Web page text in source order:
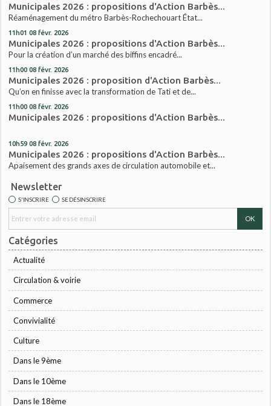
Municipales 2026 : propositions d'Action Barbès...
Réaménagement du métro Barbès-Rochechouart État...
11h01 08 févr. 2026
Municipales 2026 : propositions d'Action Barbès...
Pour la création d’un marché des biffins encadré...
11h00 08 févr. 2026
Municipales 2026 : proposition d'Action Barbès...
Qu’on en finisse avec la transformation de Tati et de...
11h00 08 févr. 2026
Municipales 2026 : propositions d'Action Barbès...
10h59 08 févr. 2026
Municipales 2026 : propositions d'Action Barbès...
Apaisement des grands axes de circulation automobile et...
Newsletter
S'INSCRIRE SE DÉSINSCRIRE
Catégories
Actualité
Circulation & voirie
Commerce
Convivialité
Culture
Dans le 9ème
Dans le 10ème
Dans le 18ème